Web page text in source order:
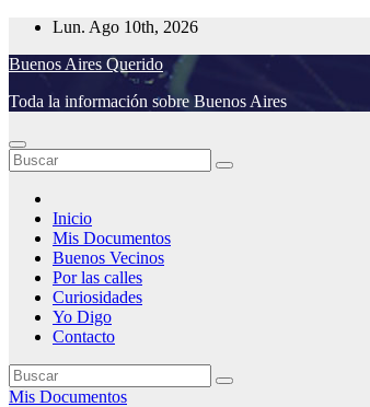
Saltar
contenido
Lun. Ago 10th, 2026
Buenos Aires Querido
Toda la información sobre Buenos Aires
Inicio
Mis Documentos
Buenos Vecinos
Por las calles
Curiosidades
Yo Digo
Contacto
Mis Documentos